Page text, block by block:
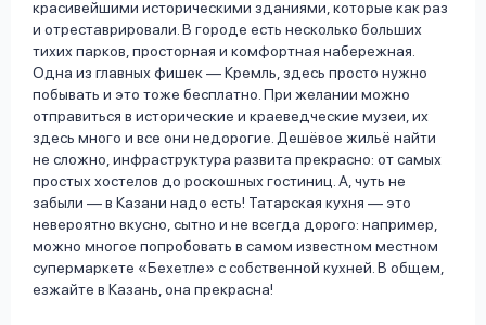
красивейшими историческими зданиями, которые как раз
и отреставрировали. В городе есть несколько больших
тихих парков, просторная и комфортная набережная.
Одна из главных фишек — Кремль, здесь просто нужно
побывать и это тоже бесплатно. При желании можно
отправиться в исторические и краеведческие музеи, их
здесь много и все они недорогие. Дешёвое жильё найти
не сложно, инфраструктура развита прекрасно: от самых
простых хостелов до роскошных гостиниц. А, чуть не
забыли — в Казани надо есть! Татарская кухня — это
невероятно вкусно, сытно и не всегда дорого: например,
можно многое попробовать в самом известном местном
супермаркете «Бехетле» с собственной кухней. В общем,
езжайте в Казань, она прекрасна!